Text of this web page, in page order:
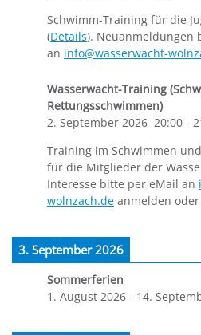
Schwimm-Training für die
(Details). Neuanmeldungen
an info@wasserwacht-
Wasserwacht-Training
Rettungsschwimmen)
2. September 2026 20:00 -
Training im Schwimmen
für die Mitglieder der
Interesse bitte per eMail an
wolnzach.de anmelden
3. September 2026
Sommerferien
1. August 2026 - 14.